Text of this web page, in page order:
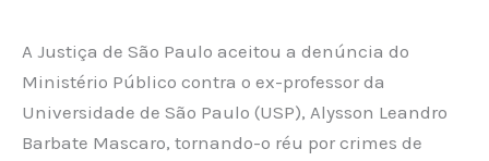
A Justiça de São Paulo aceitou a denúncia do
Ministério Público contra o ex-professor da
Universidade de São Paulo (USP), Alysson Leandro
Barbate Mascaro, tornando-o réu por crimes de